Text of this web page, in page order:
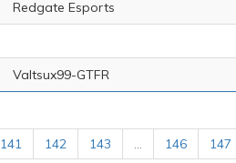
Redgate Esports
Valtsux99-GTFR
141 142 143 ... 146 147